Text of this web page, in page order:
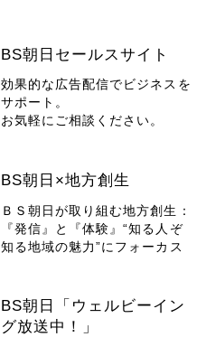
BS朝日セールスサイト
効果的な広告配信でビジネスを
サポート。
お気軽にご相談ください。
BS朝日×地方創生
ＢＳ朝日が取り組む地方創生：
『発信』と『体験』“知る人ぞ
知る地域の魅力”にフォーカス
BS朝日「ウェルビーイン
グ放送中！」